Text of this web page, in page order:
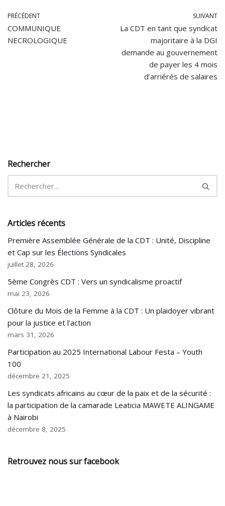
PRÉCÉDENT
COMMUNIQUE
NECROLOGIQUE
SUIVANT
La CDT en tant que syndicat
majoritaire à la DGI
demande au gouvernement
de payer les 4 mois
d’arriérés de salaires
Rechercher
Articles récents
Première Assemblée Générale de la CDT : Unité, Discipline
et Cap sur les Élections Syndicales
juillet 28, 2026
5ème Congrès CDT : Vers un syndicalisme proactif
mai 23, 2026
Clôture du Mois de la Femme à la CDT : Un plaidoyer vibrant
pour la justice et l’action
mars 31, 2026
Participation au 2025 International Labour Festa – Youth
100
décembre 21, 2025
Les syndicats africains au cœur de la paix et de la sécurité :
la participation de la camarade Leaticia MAWETE ALINGAME
à Nairobi
décembre 8, 2025
Retrouvez nous sur facebook